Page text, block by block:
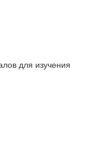
для изучения